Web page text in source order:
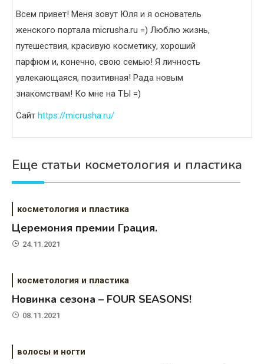
Всем привет! Меня зовут Юля и я основатель
женского портала micrusha.ru =) Люблю жизнь,
путешествия, красивую косметику, хороший
парфюм и, конечно, свою семью! Я личность
увлекающаяся, позитивная! Рада новым
знакомствам! Ко мне на ТЫ =)
Сайт https://micrusha.ru/
Еще статьи косметология и пластика
косметология и пластика
Церемония премии Грация.
24.11.2021
косметология и пластика
Новинка сезона – FOUR SEASONS!
08.11.2021
волосы и ногти